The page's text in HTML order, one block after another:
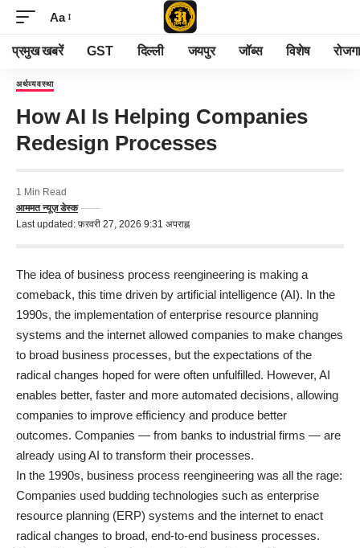
Aa
प्रमुख खबरें GST दिल्ली जयपुर जॉब्स विशेष
अर्थव्यवस्था
How AI Is Helping Companies
Redesign Processes
Last updated: फ़रवरी 27, 2026 9:31 अपराह्न
आममत न्यूज़ डेस्क
1 Min Read
The idea of business process reengineering is making a
comeback, this time driven by artificial intelligence (AI). In the
1990s, the implementation of enterprise resource planning
systems and the internet allowed companies to make changes
to broad business processes, but the expectations of the
radical changes hoped for were often unfulfilled. However, AI
enables better, faster and more automated decisions, allowing
companies to improve efficiency and produce better
outcomes. Companies — from banks to industrial firms — are
already using AI to transform their processes.
In the 1990s, business process reengineering was all the rage:
Companies used budding technologies such as enterprise
resource planning (ERP) systems and the internet to enact
radical changes to broad, end-to-end business processes.